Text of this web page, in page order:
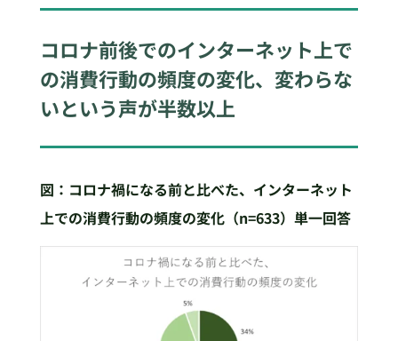
コロナ前後でのインターネット上で
の消費行動の頻度の変化、変わらな
いという声が半数以上
図：コロナ禍になる前と比べた、インターネット
上での消費行動の頻度の変化（n=633）単一回答